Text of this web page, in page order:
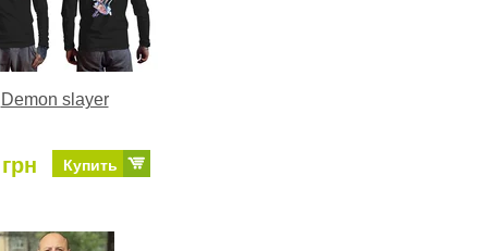
Demon slayer
Купить